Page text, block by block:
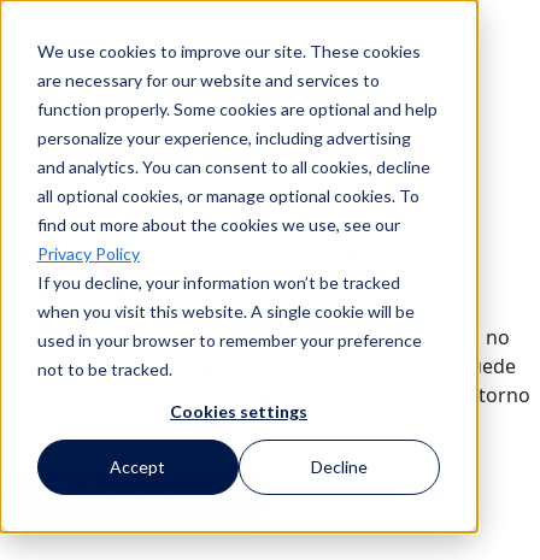
We use cookies to improve our site. These cookies
are necessary for our website and services to
function properly. Some cookies are optional and help
personalize your experience, including advertising
and analytics. You can consent to all cookies, decline
all optional cookies, or manage optional cookies. To
find out more about the cookies we use, see our
Privacy Policy
If you decline, your information won’t be tracked
when you visit this website. A single cookie will be
used in your browser to remember your preference
not to be tracked.
Cookies settings
Accept Decline
Buscar en
Gestión de contratos y
documentos
La gestión de contratos y documentos contractuales no
tiene por qué ser complicada... La automatización puede
optimizar las cargas de trabajo y proporcionar un retorno
de la inversión casi instantáneo.
Contactar con un experto